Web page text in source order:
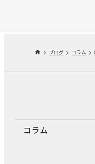
ブログ コラム
コラム